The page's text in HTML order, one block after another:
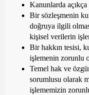
Kanunlarda
Bir sözleşmenin
doğruya ilgili
kişisel verilerin
Bir hakkın tesisi,
işlemenin zorunlu
Temel hak ve
sorumlusu olarak
işlememizin